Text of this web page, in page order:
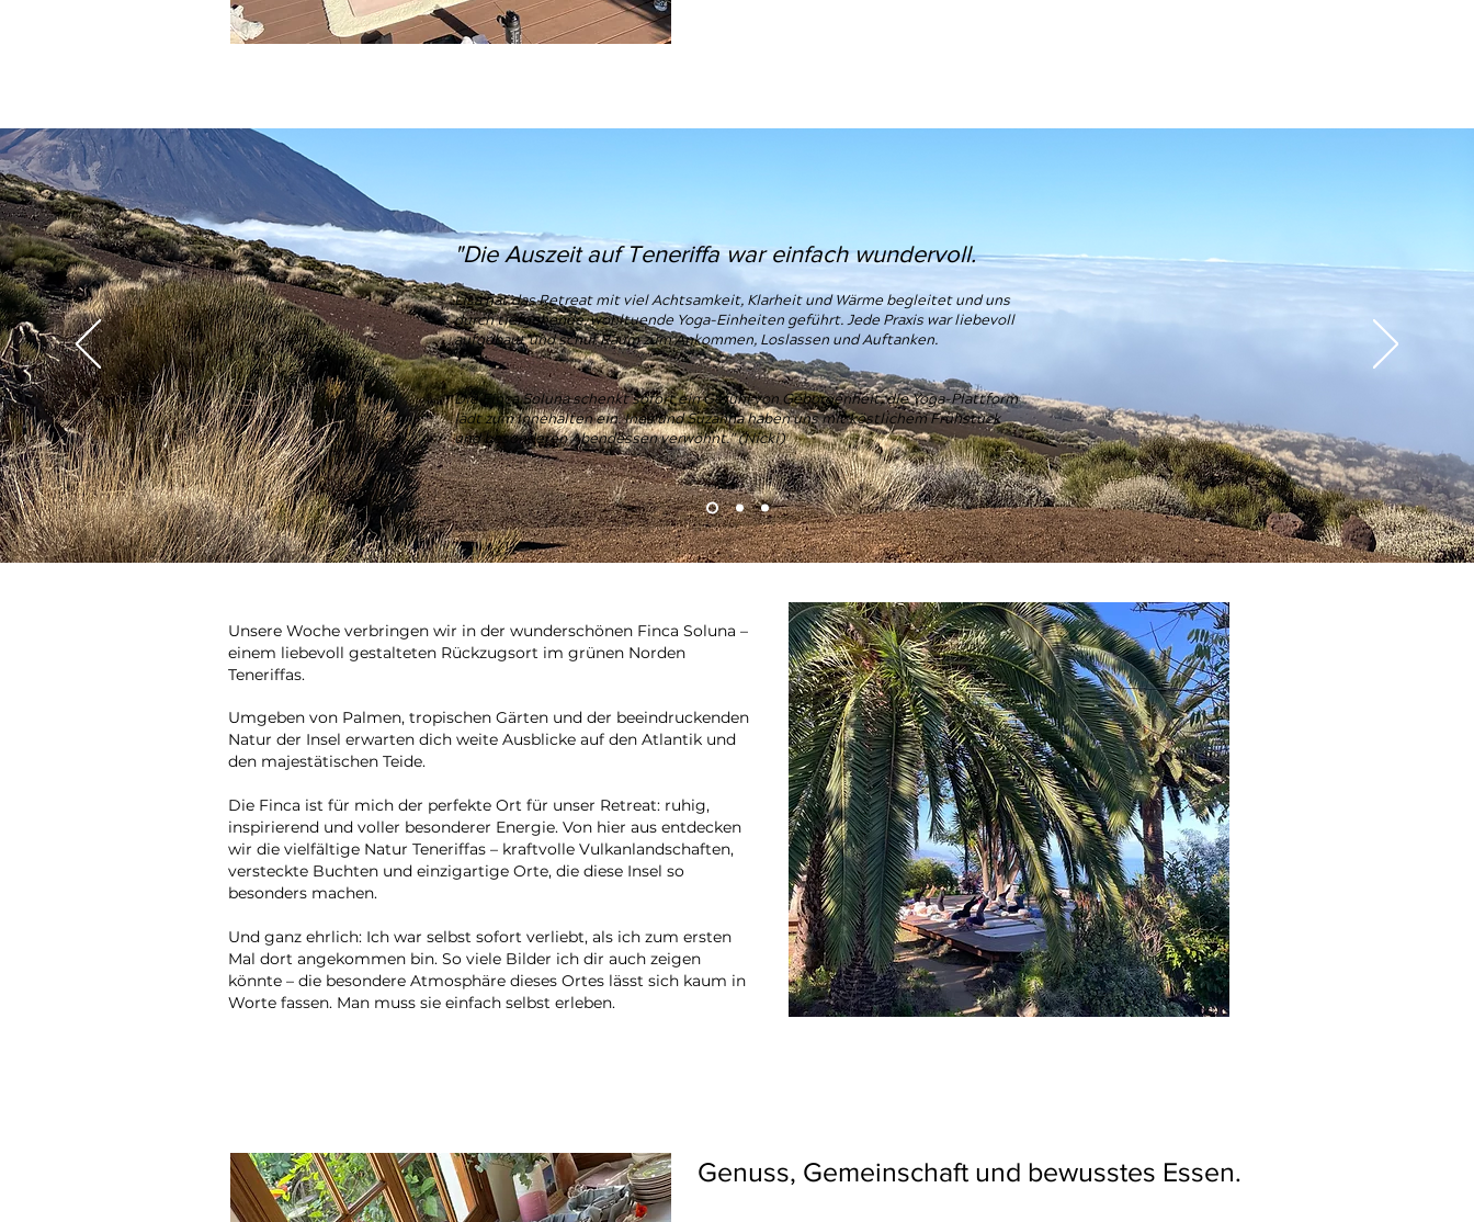
"Die Auszeit auf Teneriffa war einfach wundervoll.
Lisa hat das Retreat mit viel Achtsamkeit, Klarheit und Wärme begleitet und uns
durch tiefgehende, wohltuende Yoga-Einheiten geführt. Jede Praxis war liebevoll
aufgebaut und schuf Raum zum Ankommen, Loslassen und Auftanken.
Die Finca Soluna schenkt sofort ein Gefühl von Geborgenheit, die Yoga-Plattform
lädt zum Innehalten ein. Ines und Suzanna haben uns mit köstlichem Frühstück
und besonderen Abendessen verwöhnt." (Nicki)
Unsere Woche verbringen wir in der wunderschönen Finca Soluna –
einem liebevoll gestalteten Rückzugsort im grünen Norden
Teneriffas.
Umgeben von Palmen, tropischen Gärten und der beeindruckenden
Natur der Insel erwarten dich weite Ausblicke auf den Atlantik und
den majestätischen Teide.
Die Finca ist für mich der perfekte Ort für unser Retreat: ruhig,
inspirierend und voller besonderer Energie. Von hier aus entdecken
wir die vielfältige Natur Teneriffas – kraftvolle Vulkanlandschaften,
versteckte Buchten und einzigartige Orte, die diese Insel so
besonders machen.
Und ganz ehrlich: Ich war selbst sofort verliebt, als ich zum ersten
Mal dort angekommen bin. So viele Bilder ich dir auch zeigen
könnte – die besondere Atmosphäre dieses Ortes lässt sich kaum in
Worte fassen. Man muss sie einfach selbst erleben.
Genuss, Gemeinschaft und bewusstes Essen.